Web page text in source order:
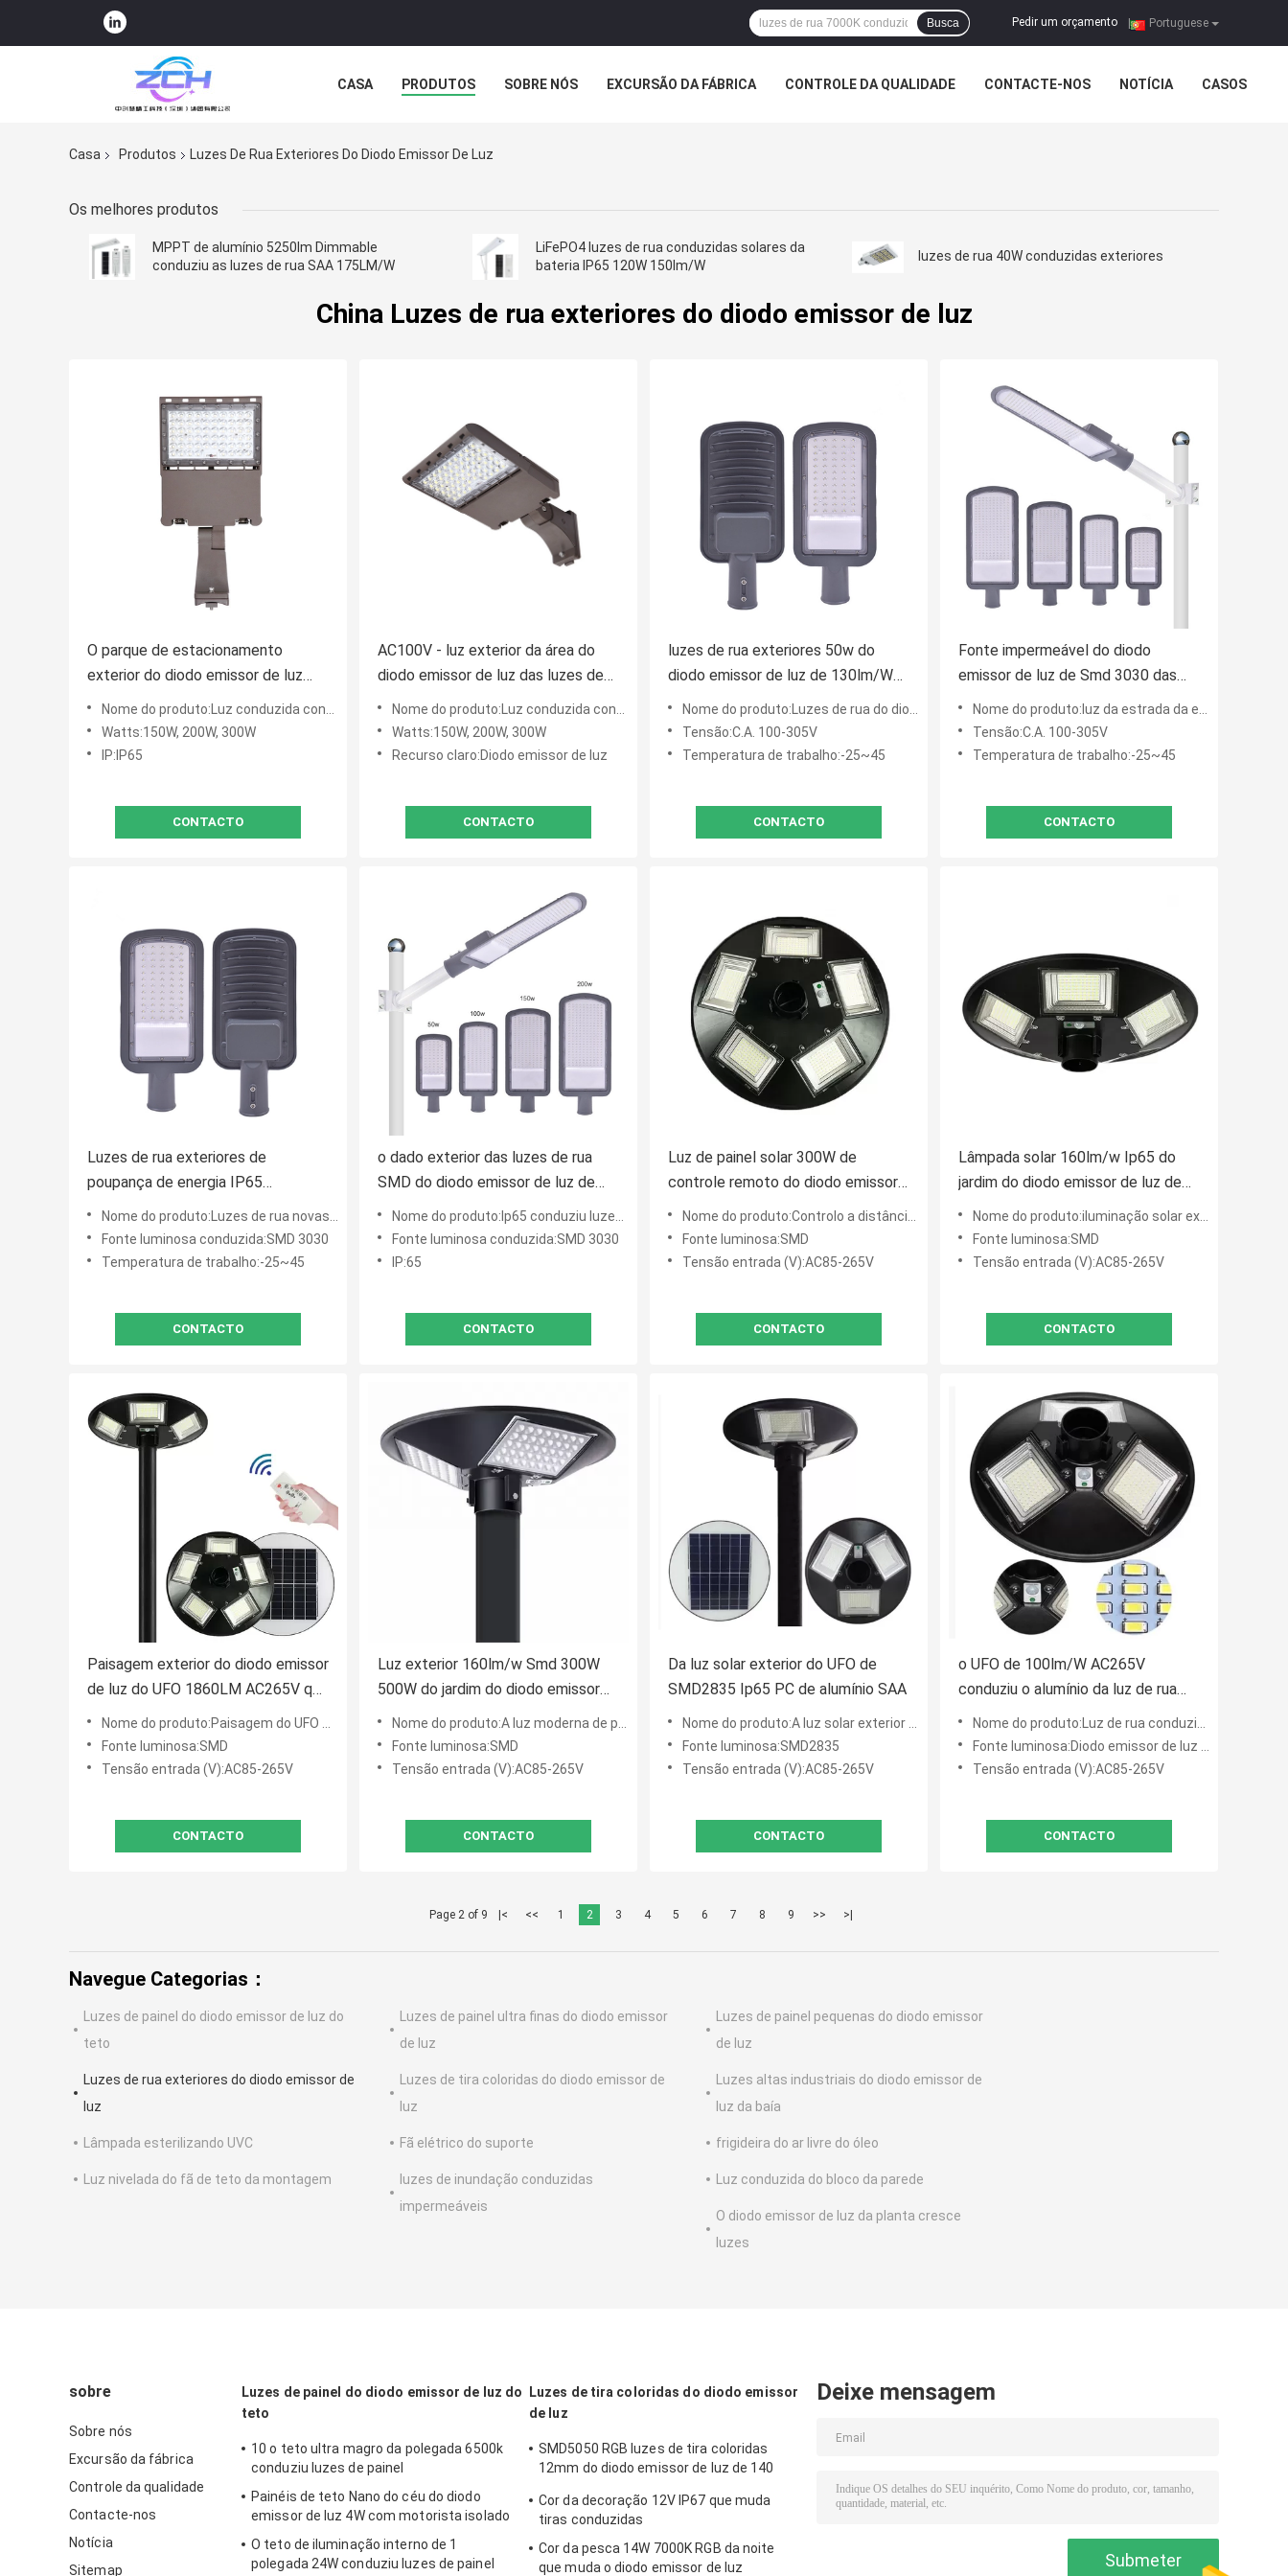
Portuguese
Pedir um orçamento |
Busca
CASA PRODUTOS SOBRE NÓS EXCURSÃO DA FÁBRICA CONTROLE DA QUALIDADE CONTACTE-NOS NOTÍCIA CASOS
Casa
Produtos Luzes De Rua Exteriores Do Diodo Emissor De Luz
Os melhores produtos
MPPT de alumínio 5250lm Dimmable
conduziu as luzes de rua SAA 175LM/W
LiFePO4 luzes de rua conduzidas solares da
bateria IP65 120W 150lm/W
luzes de rua 40W conduzidas exteriores
China Luzes de rua exteriores do diodo emissor de luz
O parque de estacionamento
exterior do diodo emissor de luz
das luzes de rua 300W do diodo
emissor de luz 45000LM ilumina a
montagem ajustável do ajuste do
Nome do produto:Luz conduzida conservada em estoque da área dos E.U.
Watts:150W, 200W, 300W
IP:IP65
CONTACTO
AC100V - luz exterior da área do
diodo emissor de luz das luzes de
rua IP65 do diodo emissor de luz de
277V 150W
Nome do produto:Luz conduzida conservada em estoque da área dos E.U.
Watts:150W, 200W, 300W
Recurso claro:Diodo emissor de luz
CONTACTO
luzes de rua exteriores 50w do
diodo emissor de luz de 130lm/W
Ip65 Smd 100w 150w 200w
Nome do produto:Luzes de rua do diodo emissor de luz do poder superior
Tensão:C.A. 100-305V
Temperatura de trabalho:-25~45
CONTACTO
Fonte impermeável do diodo
emissor de luz de Smd 3030 das
luzes de rua da estrada de 200W
150W
Nome do produto:luz da estrada da estrada
Tensão:C.A. 100-305V
Temperatura de trabalho:-25~45
CONTACTO
Luzes de rua exteriores de
poupança de energia IP65
impermeável do diodo emissor de
luz SMD3030
Nome do produto:Luzes de rua novas do diodo emissor de luz
Fonte luminosa conduzida:SMD 3030
Temperatura de trabalho:-25~45
CONTACTO
o dado exterior das luzes de rua
SMD do diodo emissor de luz de
150w 200w Ip65 3030 moldou de
alumínio
Nome do produto:Ip65 conduziu luzes de rua
Fonte luminosa conduzida:SMD 3030
IP:65
CONTACTO
Luz de painel solar 300W de
controle remoto do diodo emissor
de luz de LiFePO4 SMD5730
Nome do produto:Controlo a distância todo em uma luz do jardim do painel solar do diodo emissor de luz de 200watt 30
Fonte luminosa:SMD
Tensão entrada (V):AC85-265V
CONTACTO
Lâmpada solar 160lm/w Ip65 do
jardim do diodo emissor de luz de
SAA Smd 6V 150W
Nome do produto:iluminação solar exterior por atacado do jardim Ip65 de 6V 150W Smd
Fonte luminosa:SMD
Tensão entrada (V):AC85-265V
CONTACTO
Paisagem exterior do diodo emissor
de luz do UFO 1860LM AC265V que
ilumina SMD2835
Nome do produto:Paisagem do UFO Shapr que ilumina a luz solar conduzida exterior do jardim
Fonte luminosa:SMD
Tensão entrada (V):AC85-265V
CONTACTO
Luz exterior 160lm/w Smd 300W
500W do jardim do diodo emissor
de luz de LiFePO4 3.2V 12AH
Nome do produto:A luz moderna de poupança de energia Smd do jardim integrou 300 luz de inundação conduzida solar da
Fonte luminosa:SMD
Tensão entrada (V):AC85-265V
CONTACTO
Da luz solar exterior do UFO de
SMD2835 Ip65 PC de alumínio SAA
Nome do produto:A luz solar exterior Ip65 do UFO conduziu luzes de rua
Fonte luminosa:SMD2835
Tensão entrada (V):AC85-265V
CONTACTO
o UFO de 100lm/W AC265V
conduziu o alumínio da luz de rua
SMD2835 80W
Nome do produto:Luz de rua conduzida UFO solar instalada em luzes de rua conduzidas novas de Polo
Fonte luminosa:Diodo emissor de luz de Philip
Tensão entrada (V):AC85-265V
CONTACTO
Page 2 of 9 |< << 1 2 3 4 5 6 7 8 9 >> >|
Navegue Categorias：
Luzes de painel do diodo emissor de luz do
teto
Luzes de painel ultra finas do diodo emissor
de luz
Luzes de painel pequenas do diodo emissor
de luz
Luzes de rua exteriores do diodo emissor de
luz
Luzes de tira coloridas do diodo emissor de
luz
Luzes altas industriais do diodo emissor de
luz da baía
Lâmpada esterilizando UVC Fã elétrico do suporte frigideira do ar livre do óleo
Luz nivelada do fã de teto da montagem
luzes de inundação conduzidas
impermeáveis
Luz conduzida do bloco da parede
O diodo emissor de luz da planta cresce
luzes
sobre
Sobre nós
Excursão da fábrica
Controle da qualidade
Contacte-nos
Notícia
Sitemap
Luzes de painel do diodo emissor de luz do
teto
10 o teto ultra magro da polegada 6500k
conduziu luzes de painel
Painéis de teto Nano do céu do diodo
emissor de luz 4W com motorista isolado
O teto de iluminação interno de 1
polegada 24W conduziu luzes de painel
Luzes de tira coloridas do diodo emissor
de luz
SMD5050 RGB luzes de tira coloridas
12mm do diodo emissor de luz de 140
Cor da decoração 12V IP67 que muda
tiras conduzidas
Cor da pesca 14W 7000K RGB da noite
que muda o diodo emissor de luz
Deixe mensagem